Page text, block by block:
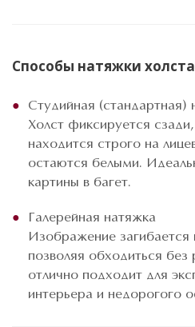
Способы натяжки
Студийная (стандартная)
Холст фиксируется
находится строго на
остаются белыми.
картины в багет.
Галерейная натяжка
Изображение
позволяя обходиться
отлично подходит для
интерьера и недорогого